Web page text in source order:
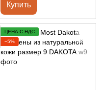
Купить
ЦЕНА С НДС
−5%